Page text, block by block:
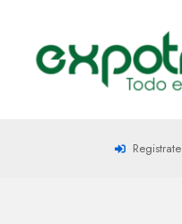
Registrate